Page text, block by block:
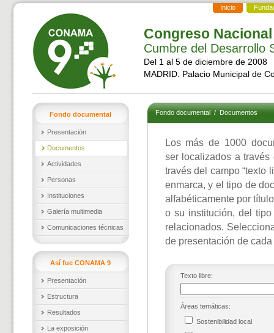
Inicio
Congreso
Cumbre del Desarrollo
Del 1 al 5 de diciembre de 2008
MADRID. Palacio Municipal de
Fondo documental
Presentación
Documentos
Actividades
Personas
Instituciones
Galería multimedia
Comunicaciones técnicas
Así fue CONAMA 9
Presentación
Estructura
Resultados
La exposición
Fondo documental/Documentos
Los más de 1000
ser localizados a
través del campo “texto
enmarca, y el tipo de
alfabéticamente por
o su institución, del
relacionados.
de presentación de
Texto libre:
Áreas temáticas:
Sostenibilidad local